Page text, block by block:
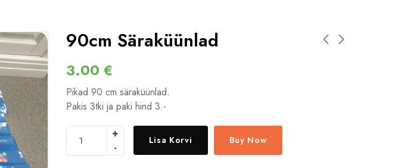
90cm Säraküünlad
3.00 €
Pikad 90 cm säraküünlad.
Pakis 3tki ja paki hind 3.-
Lisa Korvi Buy Now